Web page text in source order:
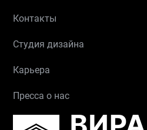
Контакты
Студия дизайна
Карьера
Пресса о нас